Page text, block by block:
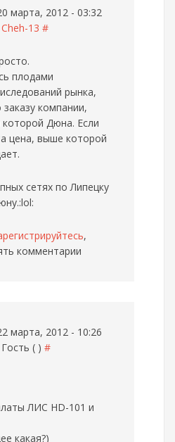
марта, 2012 - 03:32
Cheh-13 #
плодами
рынка,
компании,
которой Дюна. Если
цена, выше которой
сетях по Липецку
,
комментарии
марта, 2012 - 10:26
Гость ( ) #
ЛИС HD-101 и
какая?)